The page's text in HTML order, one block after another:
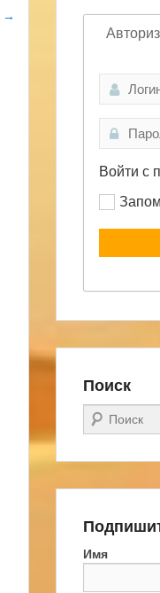
→
Войти с
Поиск
Поиск
Имя